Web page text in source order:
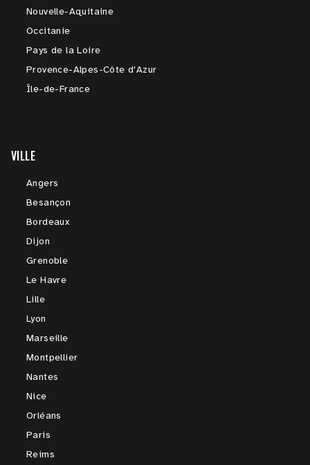
Nouvelle-Aquitaine
Occitanie
Pays de la Loire
Provence-Alpes-Côte d'Azur
Île-de-France
VILLE
Angers
Besançon
Bordeaux
Dijon
Grenoble
Le Havre
Lille
Lyon
Marseille
Montpellier
Nantes
Nice
Orléans
Paris
Reims